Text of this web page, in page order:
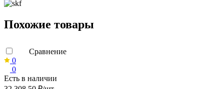
Похожие товары
Сравнение
0
0
Есть в наличии